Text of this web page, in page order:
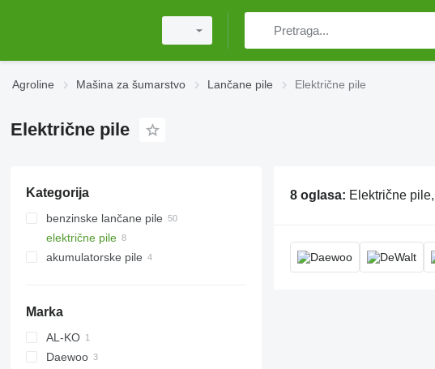
Agroline Mašina za šumarstvo Lančane pile Električne pile
Električne pile
Kategorija
benzinske lančane pile
električne pile
akumulatorske pile
Marka
AL-KO
Daewoo
8 oglasa: Električne pile, električna lančana pila , električna